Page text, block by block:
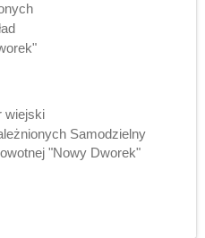
wiejski
Samodzielny
"Nowy Dworek"